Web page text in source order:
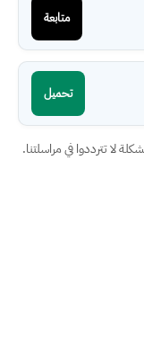
متابعة
تحميل
لا تترددوا في مراسلتنا.